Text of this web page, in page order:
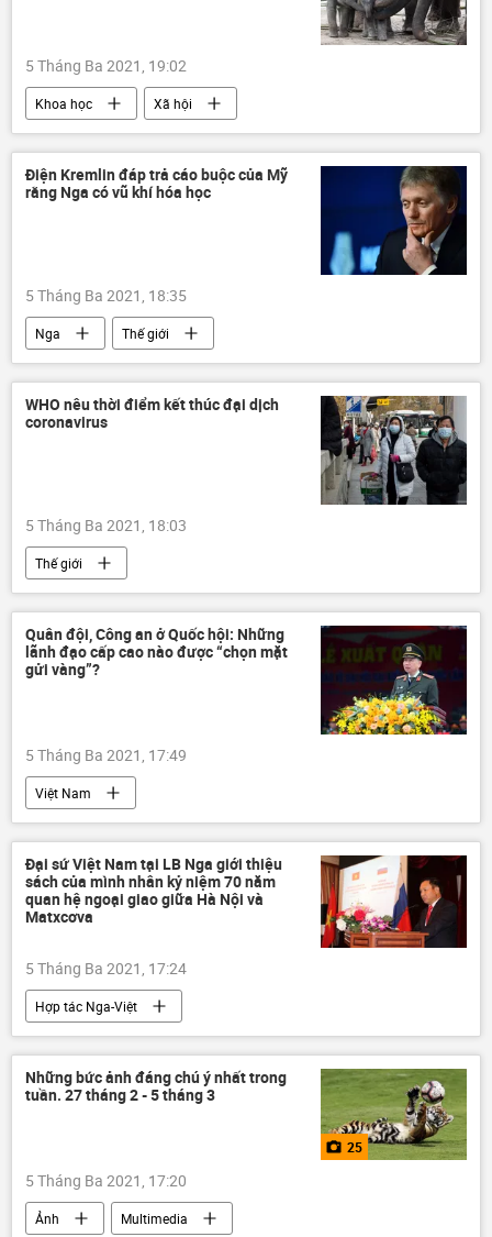
5 Tháng Ba 2021, 19:02
Khoa học
Xã hội
Quan điểm-Ý kiến
Điện Kremlin đáp trả cáo buộc của Mỹ
rằng Nga có vũ khí hóa học
5 Tháng Ba 2021, 18:35
Nga Thế giới
WHO nêu thời điểm kết thúc đại dịch
coronavirus
5 Tháng Ba 2021, 18:03
Thế giới
Quân đội, Công an ở Quốc hội: Những
lãnh đạo cấp cao nào được “chọn mặt
gửi vàng”?
5 Tháng Ba 2021, 17:49
Việt Nam
Đại sứ Việt Nam tại LB Nga giới thiệu
sách của mình nhân kỷ niệm 70 năm
quan hệ ngoại giao giữa Hà Nội và
Matxcơva
5 Tháng Ba 2021, 17:24
Hợp tác Nga-Việt
Những bức ảnh đáng chú ý nhất trong
tuần. 27 tháng 2 - 5 tháng 3
25
5 Tháng Ba 2021, 17:20
Ảnh Multimedia